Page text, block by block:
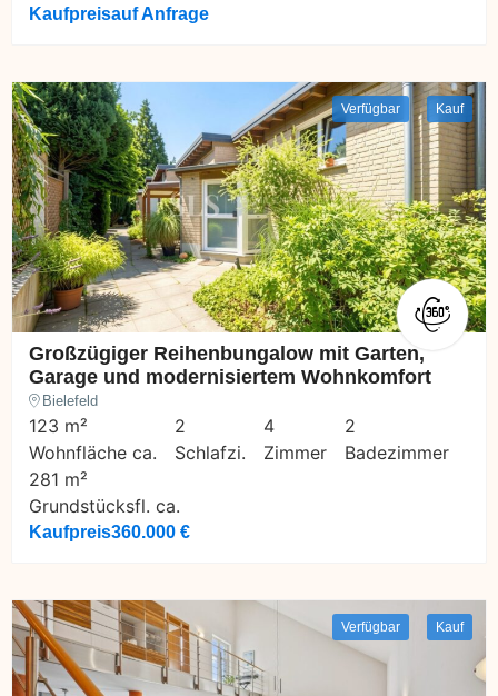
Kaufpreisauf Anfrage
Verfügbar Kauf
Großzügiger Reihenbungalow mit Garten,
Garage und modernisiertem Wohnkomfort
Bielefeld
123 m²
Wohnfläche ca.
2
Schlafzi.
4
Zimmer
2
Badezimmer
281 m²
Grundstücksfl. ca.
Kaufpreis360.000 €
Verfügbar Kauf